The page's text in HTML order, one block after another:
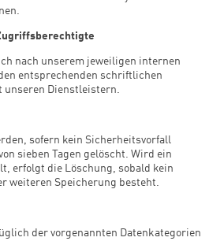
nach unserem jeweiligen internen
entsprechenden schriftlichen
unseren Dienstleistern.
sofern kein Sicherheitsvorfall
sieben Tagen gelöscht. Wird ein
erfolgt die Löschung, sobald kein
weiteren Speicherung besteht.
der vorgenannten Datenkategorien